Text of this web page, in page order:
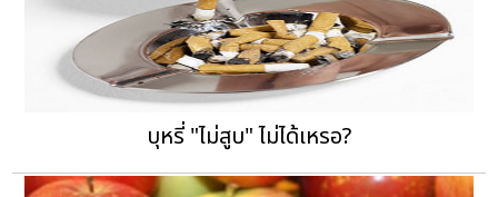
บุหรี่ "ไม่สูบ" ไม่ได้เหรอ?